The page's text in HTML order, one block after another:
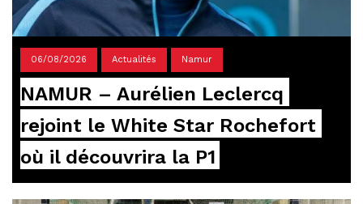
06/08/2026 Actualités Namur
NAMUR – Aurélien Leclercq
rejoint le White Star Rochefort
où il découvrira la P1